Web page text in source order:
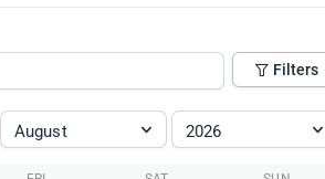
Filters
August 2026